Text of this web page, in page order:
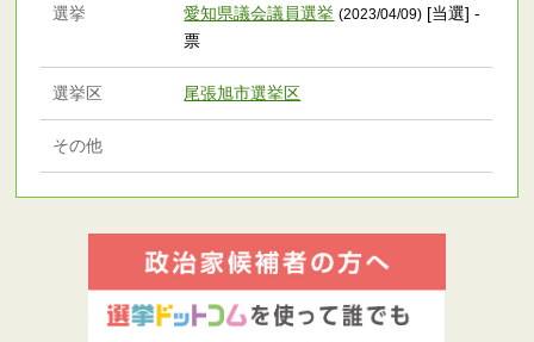
選挙 愛知県議会議員選挙 (2023/04/09) [当選] -
票
選挙区 尾張旭市選挙区
その他